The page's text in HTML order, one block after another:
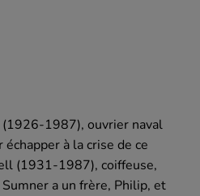
1987), ouvrier naval
à la crise de ce
(1931-1987), coiffeuse,
a un frère, Philip, et